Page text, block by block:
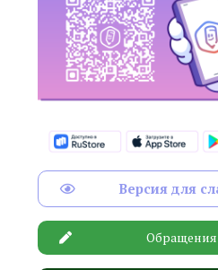
Версия для